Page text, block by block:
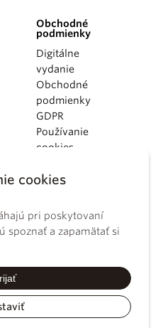
cookies
pri poskytovaní
spoznať a zapamätať si
Obchodné
podmienky
Digitálne
vydanie
Obchodné
podmienky
GDPR
Používanie
cookies